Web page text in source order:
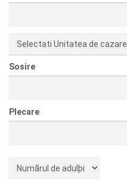
Sosire
Plecare